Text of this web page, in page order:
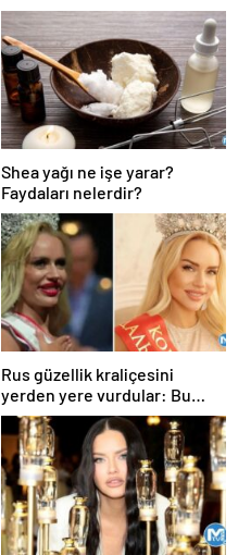
Shea yağı ne işe yarar?
Faydaları nelerdir?
Rus güzellik kraliçesini
yerden yere vurdular: Bu
fotoğraflardaki sensen
podyumda tacı takan kimdi?